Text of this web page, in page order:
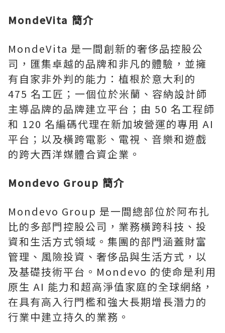
MondeVita 簡介
MondeVita 是一間創新的奢侈品控股公
司，匯集卓越的品牌和非凡的體驗，並擁
有自家非外判的能力：植根於意大利的
475 名工匠；一個位於米蘭、容納設計師
主導品牌的品牌建立平台；由 50 名工程師
和 120 名編碼代理在新加坡營運的專用 AI
平台；以及橫跨電影、電視、音樂和遊戲
的跨大西洋媒體合資企業。
Mondevo Group 簡介
Mondevo Group 是一間總部位於阿布扎
比的多部門控股公司，業務橫跨科技、投
資和生活方式領域。集團的部門涵蓋財富
管理、風險投資、奢侈品與生活方式，以
及基礎技術平台。Mondevo 的使命是利用
原生 AI 能力和超高淨值家庭的全球網絡，
在具有高入行門檻和強大長期增長潛力的
行業中建立持久的業務。